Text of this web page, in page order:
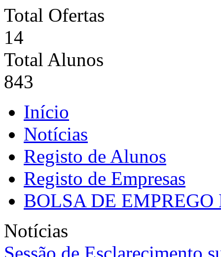
Total Ofertas
14
Total Alunos
843
Início
Notícias
Registo de Alunos
Registo de Empresas
BOLSA DE EMPREGO
Notícias